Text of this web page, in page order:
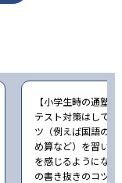
【小学生時の通塾
テスト対策はして
ツ（例えば国語の
め算など）を習い
を感じるようにな
の書き抜きのコツ